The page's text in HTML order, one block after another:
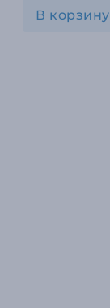
В корзину